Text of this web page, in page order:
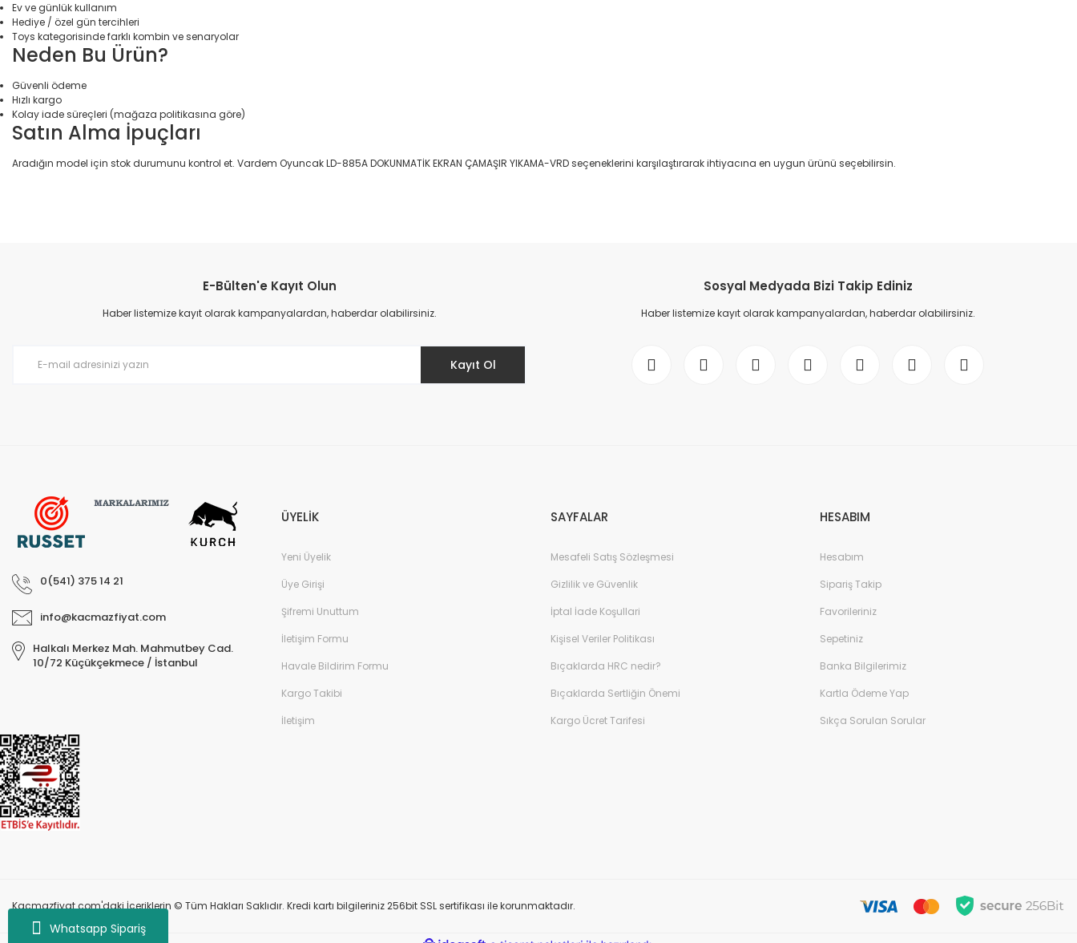
Whatsapp Sipariş
Ev ve günlük kullanım
Hediye / özel gün tercihleri
Toys kategorisinde farklı kombin ve senaryolar
Neden Bu Ürün?
Güvenli ödeme
Hızlı kargo
Kolay iade süreçleri (mağaza politikasına göre)
Satın Alma İpuçları
Aradığın model için stok durumunu kontrol et. Vardem Oyuncak LD-885A DOKUNMATİK EKRAN ÇAMAŞIR YIKAMA-VRD seçeneklerini karşılaştırarak ihtiyacına en uygun ürünü seçebilirsin.
Ürün resmi kalitesiz, bozuk veya görüntülenemiyor.
Ürün açıklamasında eksik bilgiler bulunuyor.
E-Bülten'e Kayıt Olun
Haber listemize kayıt olarak kampanyalardan, haberdar olabilirsiniz.
Kayıt Ol
Sosyal Medyada Bizi Takip Ediniz
Haber listemize kayıt olarak kampanyalardan, haberdar olabilirsiniz.
0(541) 375 14 21
info@kacmazfiyat.com
Halkalı Merkez Mah. Mahmutbey Cad.
10/72 Küçükçekmece / İstanbul
ÜYELİK
Yeni Üyelik
Üye Girişi
Şifremi Unuttum
İletişim Formu
Havale Bildirim Formu
Kargo Takibi
İletişim
SAYFALAR
Mesafeli Satış Sözleşmesi
Gizlilik ve Güvenlik
İptal İade Koşullari
Kişisel Veriler Politikası
Bıçaklarda HRC nedir?
Bıçaklarda Sertliğin Önemi
Kargo Ücret Tarifesi
HESABIM
Hesabım
Sipariş Takip
Favorileriniz
Sepetiniz
Banka Bilgilerimiz
Kartla Ödeme Yap
Sıkça Sorulan Sorular
Kacmazfiyat.com'daki İçeriklerin © Tüm Hakları Saklıdır. Kredi kartı bilgileriniz 256bit SSL sertifikası ile korunmaktadır.